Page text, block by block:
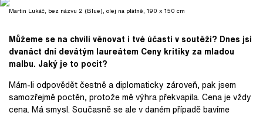
Martin Lukáč, bez názvu 2 (Blue), olej na plátně, 190 x 150 cm
Můžeme se na chvíli věnovat i tvé účasti v soutěži? Dnes jsi
dvanáct dní devátým laureátem Ceny kritiky za mladou
malbu. Jaký je to pocit?
Mám-li odpovědět čestně a diplomaticky zároveň, pak jsem
samozřejmě poctěn, protože mě výhra překvapila. Cena je vždy
cena. Má smysl. Současně se ale v daném případě bavíme